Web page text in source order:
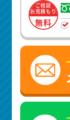
ご相談
お見積もり
無料